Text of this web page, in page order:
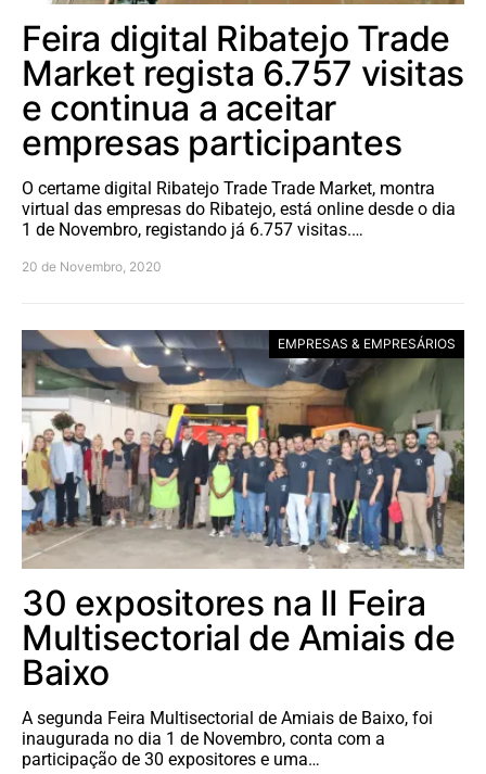
Feira digital Ribatejo Trade
Market regista 6.757 visitas
e continua a aceitar
empresas participantes
O certame digital Ribatejo Trade Trade Market, montra
virtual das empresas do Ribatejo, está online desde o dia
1 de Novembro, registando já 6.757 visitas.…
20 de Novembro, 2020
EMPRESAS & EMPRESÁRIOS
30 expositores na II Feira
Multisectorial de Amiais de
Baixo
A segunda Feira Multisectorial de Amiais de Baixo, foi
inaugurada no dia 1 de Novembro, conta com a
participação de 30 expositores e uma…